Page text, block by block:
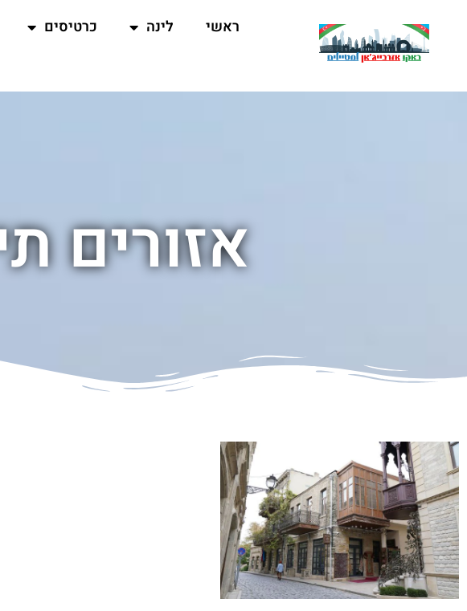
ראשי לינה כרטיסים
אזורים